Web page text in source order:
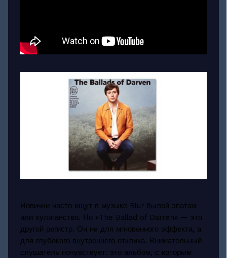
Новички часто ищут в музыке Blur былой эпатаж
или хулиганство. Но «The Ballad of Darren» — это
другой регистр. Он не для мгновенного эффекта, а
для глубокого внутреннего отклика. Внимательный
слушатель почувствует: это альбом, с которым